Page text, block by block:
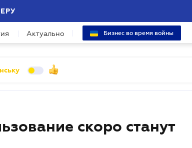
Актуально Бизнес во время войны
скоро станут